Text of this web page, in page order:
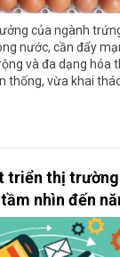
của ngành
nước, cần đẩy
và đa dạng hóa
thống, vừa khai
triển thị
nhìn đến